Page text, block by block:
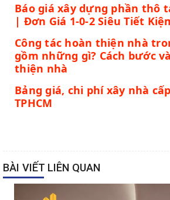
Báo giá xây dựng phần thô
| Đơn Giá 1-0-2 Siêu Tiết
Công tác hoàn thiện nhà
gồm những gì? Cách bước
thiện nhà
Bảng giá, chi phí xây nhà
TPHCM
BÀI VIẾT LIÊN QUAN